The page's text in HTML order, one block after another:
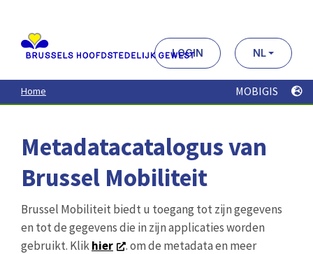
contenu
principal
LOGIN NL
Home MOBIGIS
Metadatacatalogus van
Brussel Mobiliteit
Brussel Mobiliteit biedt u toegang tot zijn gegevens
en tot de gegevens die in zijn applicaties worden
gebruikt. Klikhier
. om de metadata en meer